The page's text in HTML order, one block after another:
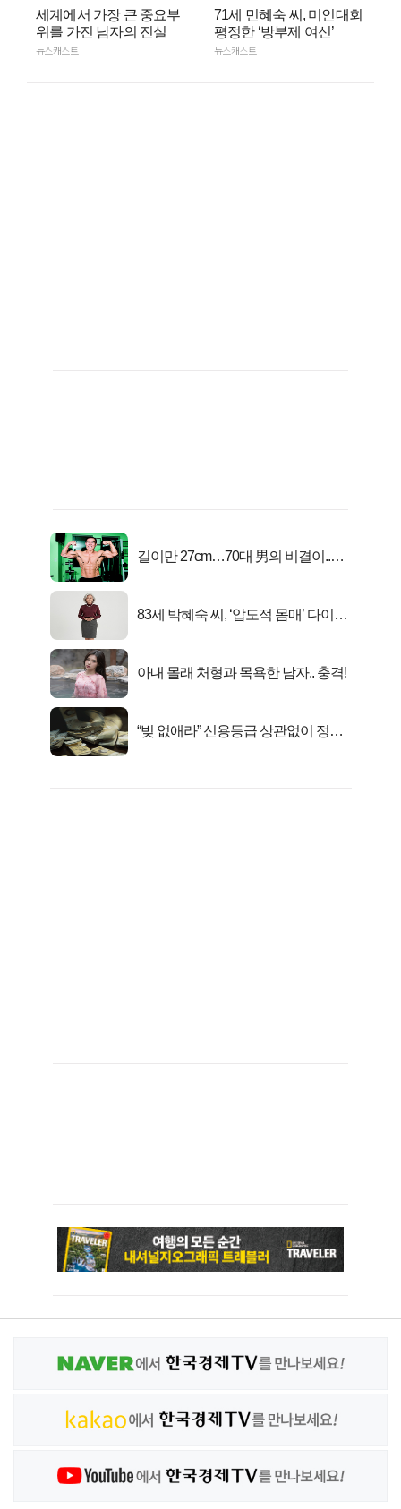
세계에서 가장 큰 중요부
위를 가진 남자의 진실
뉴스캐스트
71세 민혜숙 씨, 미인대회
평정한 ‘방부제 여신’
뉴스캐스트
길이만 27cm…70대 男의 비결이..충
83세 박혜숙 씨, ‘압도적 몸매’ 다이어
아내 몰래 처형과 목욕한 남자.. 충격!
“빚 없애라” 신용등급 상관없이 정부